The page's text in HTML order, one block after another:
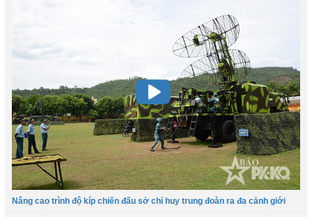
Nâng cao trình độ kíp chiến đấu sở chỉ huy trung đoàn ra đa cảnh giới